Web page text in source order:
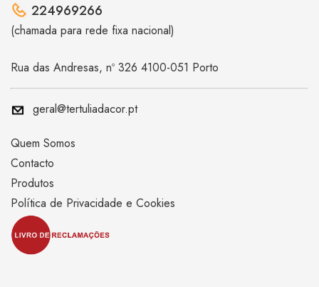
224969266
(chamada para rede fixa nacional)
Rua das Andresas, nº 326 4100-051 Porto
geral@tertuliadacor.pt
Quem Somos
Contacto
Produtos
Política de Privacidade e Cookies